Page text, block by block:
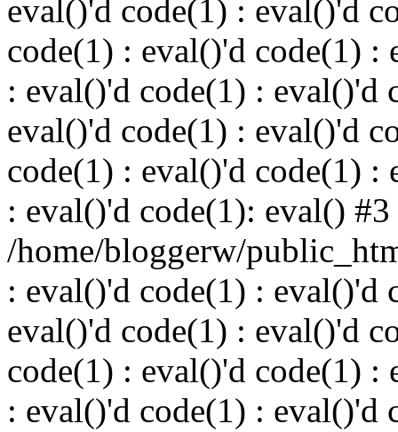
eval()'d code(1) : eval()'d
code(1) : eval()'d code(1) :
: eval()'d code(1) : eval()'d
eval()'d code(1) : eval()'d
code(1) : eval()'d code(1) :
: eval()'d code(1): eval() #3
/home/bloggerw/
: eval()'d code(1) : eval()'d
eval()'d code(1) : eval()'d
code(1) : eval()'d code(1) :
: eval()'d code(1) : eval()'d